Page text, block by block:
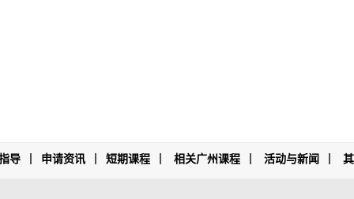
导 申请资讯 短期课程 相关广州课程 活动与新闻